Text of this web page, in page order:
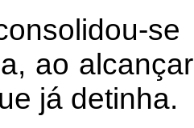
ao
já detinha.